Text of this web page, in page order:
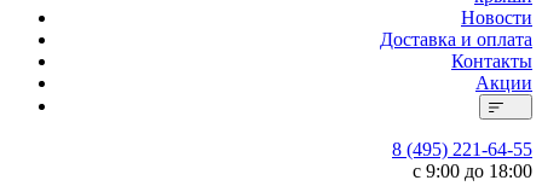
Новости
Доставка и оплата
Контакты
Акции
8 (495) 221-64-55
с 9:00 до 18:00